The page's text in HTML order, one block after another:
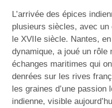
L’arrivée des épices
plusieurs siècles, avec
le XVIIe siècle. Nantes,
dynamique, a joué un rôle
échanges maritimes qui
denrées sur les rives
les graines d’une
indienne, visible